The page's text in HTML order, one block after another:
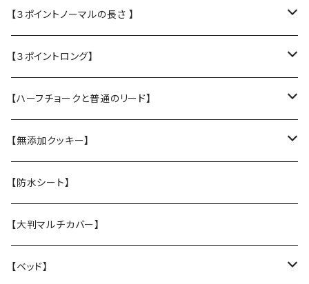
【３ポイントノーマルの長さ 】
・L大型犬用★Police Lead
・M中型犬用 高さある子
【張替え】布部分を新品に交換
【３ポイントロング】
・L大型犬 走る・登る・アクティブ系
・M 中型犬用 コーギー・ボーダー・柴犬
・S 小型犬用 小さい子はこちら
・【張替え】布部分を新品に交換
【ハーフチョークと普通のリード】
・【L】レトリバーサイズ（横幅2.5cm）
・【M】中型犬サイズ(横幅2cm）
・【S】 小型犬サイズ（横幅1,5cm）
・【張替え】布部分を新品に交換
【無添加クッキー】
うちの子オリジナル
お悔やみクッキー
ホリデークッキー
【防水シート】
【大判マルチカバー】
【ベッド】